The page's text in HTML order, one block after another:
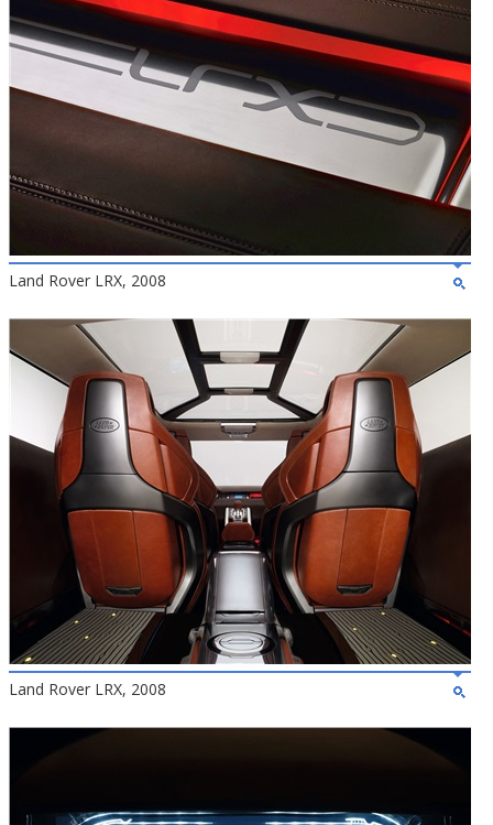
Land Rover LRX, 2008
Land Rover LRX, 2008